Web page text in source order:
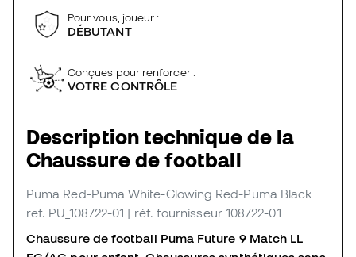
Pour vous, joueur :
DÉBUTANT
Conçues pour renforcer :
VOTRE CONTRÔLE
Description technique de la
Chaussure de football
Puma Red-Puma White-Glowing Red-Puma Black
ref. PU_108722-01 | réf. fournisseur 108722-01
Chaussure de football Puma Future 9 Match LL